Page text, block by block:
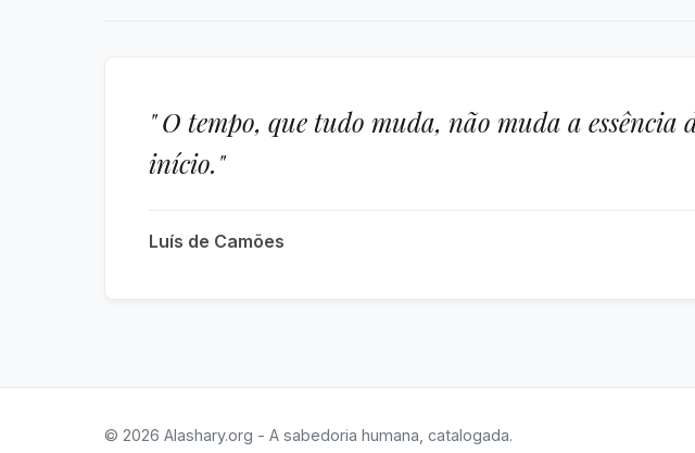
" O tempo, que tudo muda, não muda a
início."
Luís de Camões
© 2026 Alashary.org - A sabedoria humana, catalogada.